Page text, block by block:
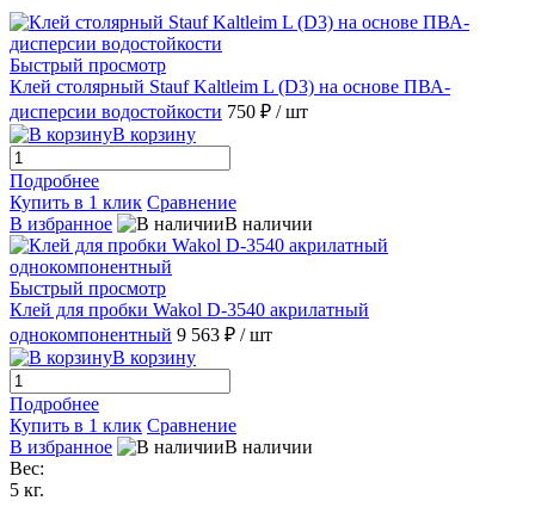
Быстрый просмотр
Клей столярный Stauf Kaltleim L (D3) на основе ПВА-
дисперсии водостойкости 750 ₽ / шт
В корзину
Подробнее
Купить в 1 клик Сравнение
В избранное
В наличии
Быстрый просмотр
Клей для пробки Wakol D-3540 акрилатный
однокомпонентный 9 563 ₽ / шт
В корзину
Подробнее
Купить в 1 клик Сравнение
В избранное
В наличии
Вес:
5 кг.